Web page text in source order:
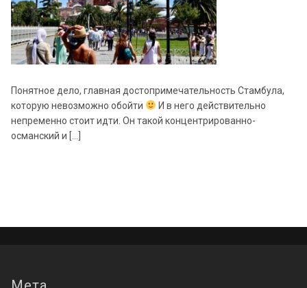
Понятное дело, главная достопримечательность Стамбула,
которую невозможно обойти
И в него действительно
непременно стоит идти. Он такой концентрированно-
османский и […]